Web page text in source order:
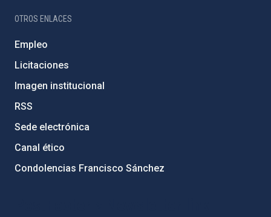
OTROS ENLACES
Empleo
Licitaciones
Imagen institucional
RSS
Sede electrónica
Canal ético
Condolencias Francisco Sánchez